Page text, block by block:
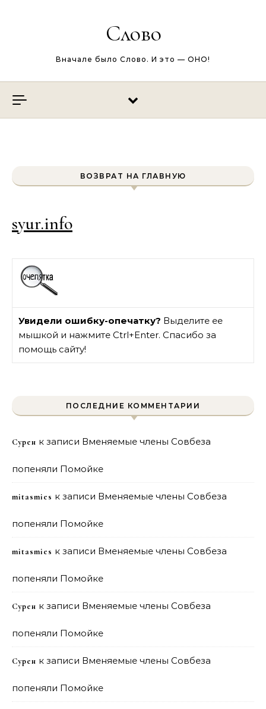
Слово
Вначале было Слово. И это — ОНО!
ВОЗВРАТ НА ГЛАВНУЮ
syur.info
Увидели ошибку-опечатку? Выделите ее
мышкой и нажмите Ctrl+Enter. Спасибо за
помощь сайту!
ПОСЛЕДНИЕ КОММЕНТАРИИ
Сурен к записи Вменяемые члены Совбеза
попеняли Помойке
mitasmies к записи Вменяемые члены Совбеза
попеняли Помойке
mitasmies к записи Вменяемые члены Совбеза
попеняли Помойке
Сурен к записи Вменяемые члены Совбеза
попеняли Помойке
Сурен к записи Вменяемые члены Совбеза
попеняли Помойке